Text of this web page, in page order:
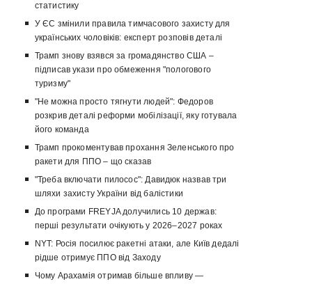
статистику
У ЄС змінили правила тимчасового захисту для
українських чоловіків: експерт розповів деталі
Трамп знову взявся за громадянство США –
підписав укази про обмеження "пологового
туризму"
"Не можна просто тягнути людей": Федоров
розкрив деталі реформи мобілізації, яку готувала
його команда
Трамп прокоментував прохання Зеленського про
ракети для ППО – що сказав
"Треба включати пилосос": Давидюк назвав три
шляхи захисту України від балістики
До програми FREYJA долучились 10 держав:
перші результати очікують у 2026–2027 роках
NYT: Росія посилює ракетні атаки, але Київ дедалі
рідше отримує ППО від Заходу
Чому Арахамія отримав більше впливу —